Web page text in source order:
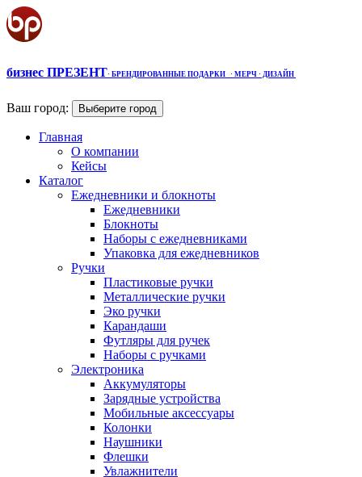
бизнес ПРЕЗЕНТ· БРЕНДИРОВАННЫЕ ПОДАРКИ · МЕРЧ · ДИЗАЙН
Ваш город: Выберите город
Главная
О компании
Кейсы
Каталог
Ежедневники и блокноты
Ежедневники
Блокноты
Наборы с ежедневниками
Упаковка для ежедневников
Ручки
Пластиковые ручки
Металлические ручки
Эко ручки
Карандаши
Футляры для ручек
Наборы с ручками
Электроника
Аккумуляторы
Зарядные устройства
Мобильные аксессуары
Колонки
Наушники
Флешки
Увлажнители